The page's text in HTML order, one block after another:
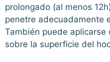
prolongado (al menos
penetre adecuadamente
También puede
sobre la superficie del